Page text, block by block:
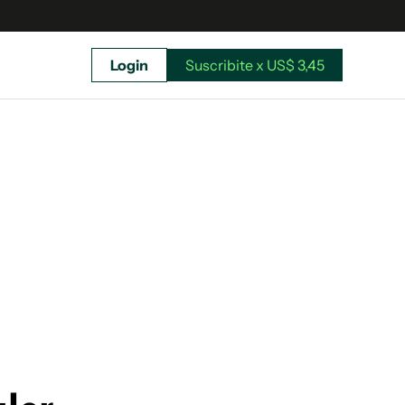
Login Suscribite x US$ 3,45